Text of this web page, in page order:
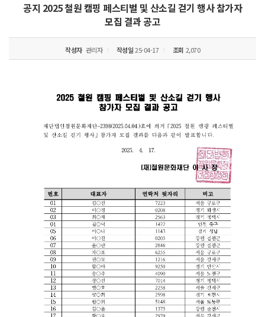
공지 2025 철원 캠핑 페스티벌 및 산소길 걷기 행사 참가자
모집 결과 공고
작성자 관리자 작성일25-04-17 조회 2,070